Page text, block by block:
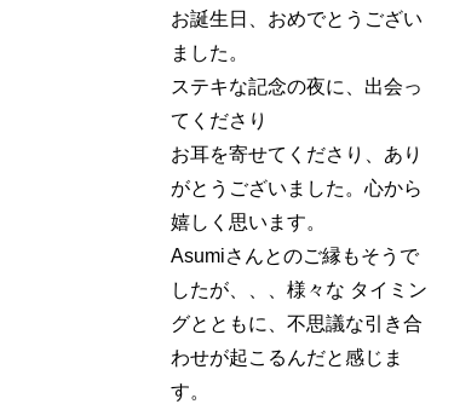
お誕生日、おめでとうござい
ました。
ステキな記念の夜に、出会っ
てくださり
お耳を寄せてくださり、あり
がとうございました。心から
嬉しく思います。
Asumiさんとのご縁もそうで
したが、、、様々な タイミン
グとともに、不思議な引き合
わせが起こるんだと感じま
す。